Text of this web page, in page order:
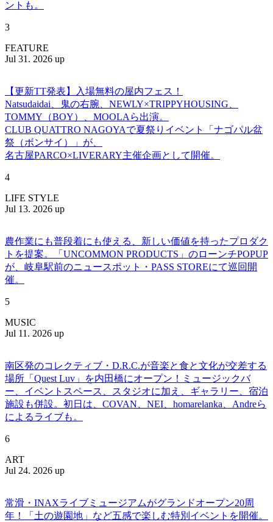
ントも。
3
FEATURE
Jul 31. 2026 up
【更新TT発表】入場無料の屋内フェス！
Natsudaidai、鬼の右腕、NEWLY×TRIPPYHOUSING、
TOMMY（BOY）、MOOLAら出演。
CLUB QUATTRO NAGOYAで夏祭りイベント「ナゴパル盆
祭（ボンサイ）」が、
名古屋PARCO×LIVERARY主催企画として開催。
4
LIFE STYLE
Jul 13. 2026 up
農作業にも普段着にも使える、新しい価値を持ったプロダク
トを提案。「UNCOMMON PRODUCTS」のローンチPOPUP
が、岐阜駅前のニュースポット・PASS STOREにて巡回開
催。
5
MUSIC
Jul 11. 2026 up
南区発のコレクティブ・D.R.C.が⾳楽と⾷と⽂化が交差する
場所「Quest Luv」を内田橋にオープン！ミュージックバ
ー、イベントスペース、スタジオに加え、ギャラリー、宿泊
施設も併設。初日は、COVAN、NEI、homarelanka、Andreら
によるライブも。
6
ART
Jul 24. 2026 up
常滑・INAXライブミュージアムがグランドオープン20周
年！「土の遊園地」など五感で楽しむ特別イベントを開催。